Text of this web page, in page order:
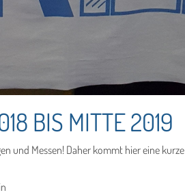
BIS MITTE 2019
und Messen! Daher kommt hier eine kurze